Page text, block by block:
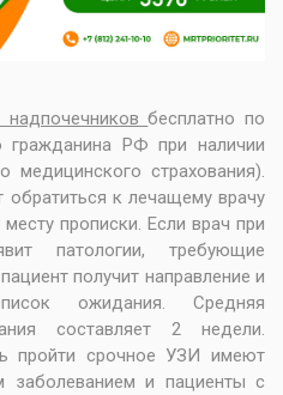
надпочечниковбесплатно по
РФ при наличии
медицинского страхования).
обратиться к лечащему врачу
прописки. Если врач при
патологии, требующие
получит направление и
ожидания. Средняя
составляет 2 недели.
пройти срочное УЗИ имеют
заболеванием и пациенты с